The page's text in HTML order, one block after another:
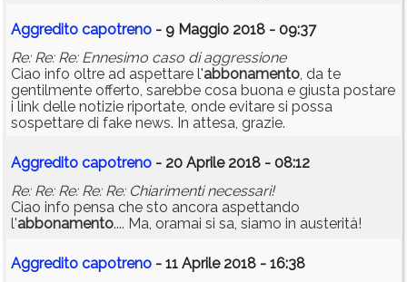
Aggredito capotreno - 9 Maggio 2018 - 09:37
Re: Re: Re: Ennesimo caso di aggressione
Ciao info oltre ad aspettare l'abbonamento, da te
gentilmente offerto, sarebbe cosa buona e giusta postare
i link delle notizie riportate, onde evitare si possa
sospettare di fake news. In attesa, grazie.
Aggredito capotreno - 20 Aprile 2018 - 08:12
Re: Re: Re: Re: Re: Chiarimenti necessari!
Ciao info pensa che sto ancora aspettando
l'abbonamento.... Ma, oramai si sa, siamo in austerità!
Aggredito capotreno - 11 Aprile 2018 - 16:38